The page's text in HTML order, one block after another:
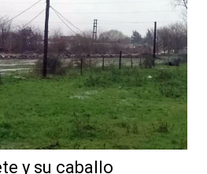
y su caballo